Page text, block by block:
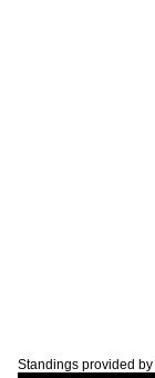
Standings provided by